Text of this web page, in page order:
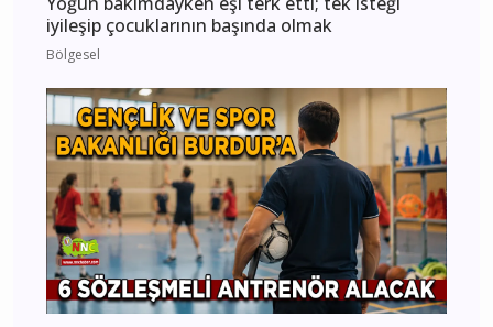
iyileşip çocuklarının başında olmak
Bölgesel